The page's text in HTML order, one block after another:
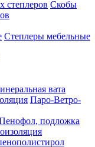
Скобы
Степлеры мебельные
вата
Паро-Ветро-
подложка